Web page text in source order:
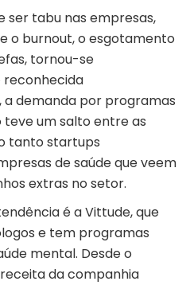
ser tabu nas empresas,
o burnout, o esgotamento
tornou-se
reconhecida
a demanda por programas
um salto entre as
tanto startups
de saúde que veem
extras no setor.
é a Vittude, que
e tem programas
mental. Desde o
da companhia